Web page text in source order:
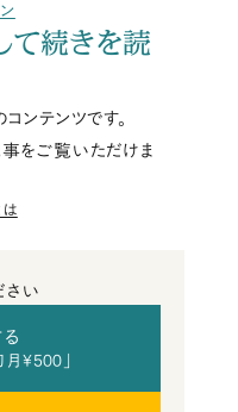
て続きを読
ンテンツです。
事をご覧いただけま
は
さい
¥500」